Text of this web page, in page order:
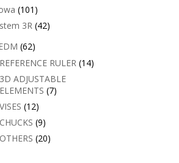
(101)
3R (42)
(62)
REFERENCE RULER (14)
3D ADJUSTABLE
ELEMENTS (7)
VISES (12)
CHUCKS (9)
OTHERS (20)